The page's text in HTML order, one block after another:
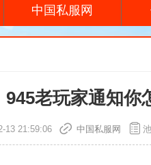
中国私服网
945老玩家通知你
13 21:59:06 中国私服网